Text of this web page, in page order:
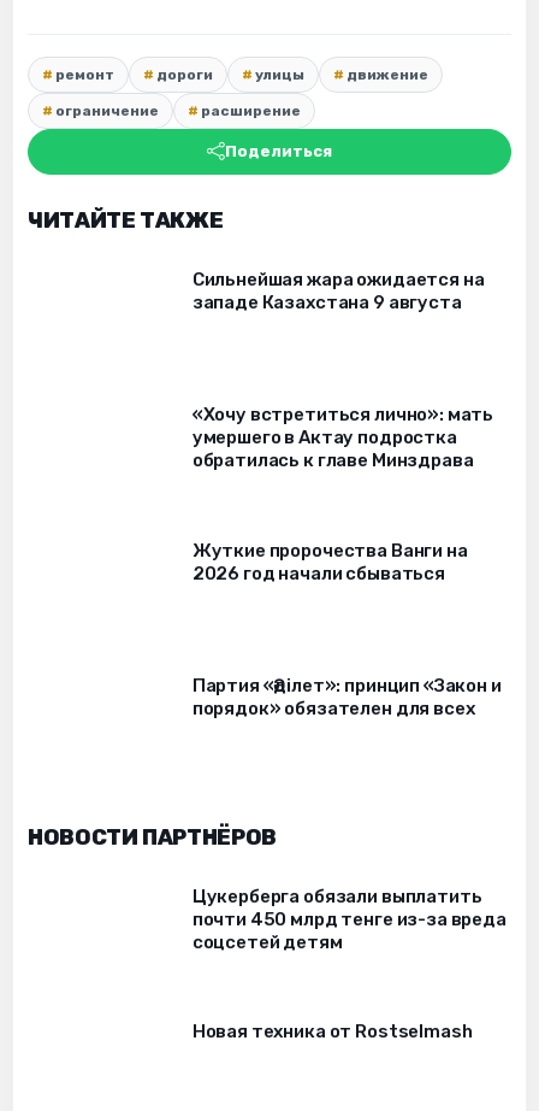
ремонт дороги улицы движение
ограничение расширение
Поделиться
ЧИТАЙТЕ ТАКЖЕ
Сильнейшая жара ожидается на
западе Казахстана 9 августа
«Хочу встретиться лично»: мать
умершего в Актау подростка
обратилась к главе Минздрава
Жуткие пророчества Ванги на
2026 год начали сбываться
Партия «Әділет»: принцип «Закон и
порядок» обязателен для всех
НОВОСТИ ПАРТНЁРОВ
Цукерберга обязали выплатить
почти 450 млрд тенге из-за вреда
соцсетей детям
Новая техника от Rostselmash